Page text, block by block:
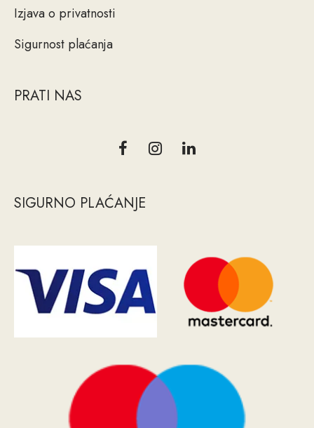
PRATI NAS
SIGURNO PLAĆANJE
Izjava o privatnosti
Sigurnost plaćanja